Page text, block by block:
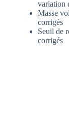
variation
Masse
corrigés
Seuil de
corrigés